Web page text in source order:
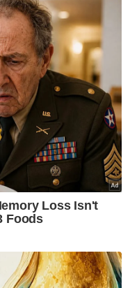
dapat
ramai
rasuah,"
juga
sendiri
tingkah laku
raya, peguam
oleh seluruh
kesedaran